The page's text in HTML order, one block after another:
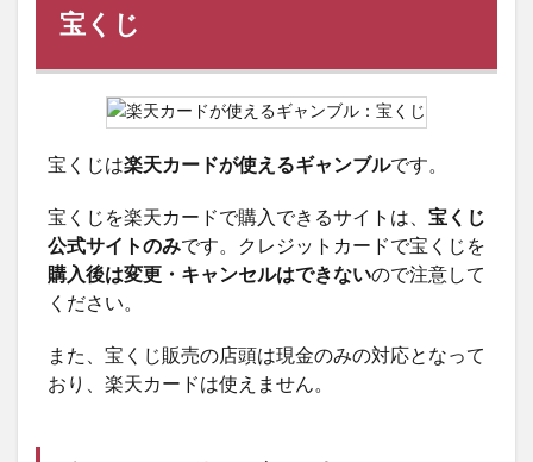
宝くじ
宝くじは楽天カードが使えるギャンブルです。
宝くじを楽天カードで購入できるサイトは、 宝くじ
公式サイトのみです。クレジットカードで宝くじを
購入後は変更・キャンセルはできないので注意して
ください。
また、宝くじ販売の店頭は現金のみの対応となって
おり、楽天カードは使えません。